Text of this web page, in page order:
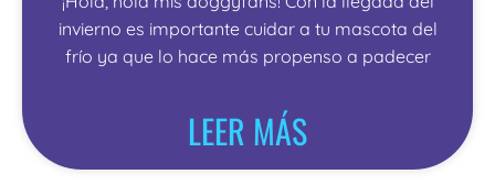
invierno es importante cuidar a tu mascota del
frío ya que lo hace más propenso a padecer
LEER MÁS